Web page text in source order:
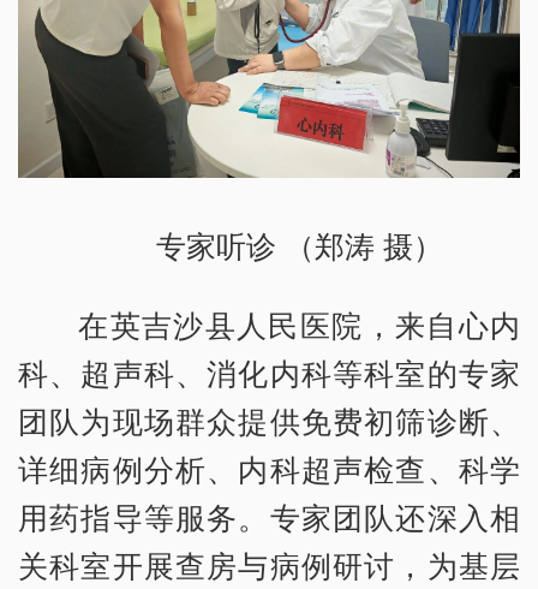
专家听诊 （郑涛 摄）
在英吉沙县人民医院，来自心内
科、超声科、消化内科等科室的专家
团队为现场群众提供免费初筛诊断、
详细病例分析、内科超声检查、科学
用药指导等服务。专家团队还深入相
关科室开展查房与病例研讨，为基层